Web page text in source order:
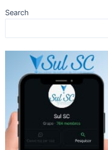
Search